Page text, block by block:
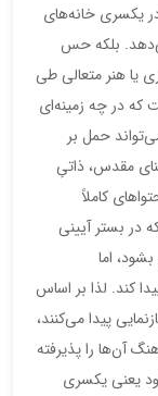
در یکسری خانه‌های
بلکه حس
یا هنر متعالی طی
در چه زمینه‌ای
حمل بر
مقدس، ذاتیِ
کاملاً
در بستر آیینی
اما
کند. لذا بر اساس
پیدا می‌کنند،
آن‌ها را پذیرفته
یعنی یکسری